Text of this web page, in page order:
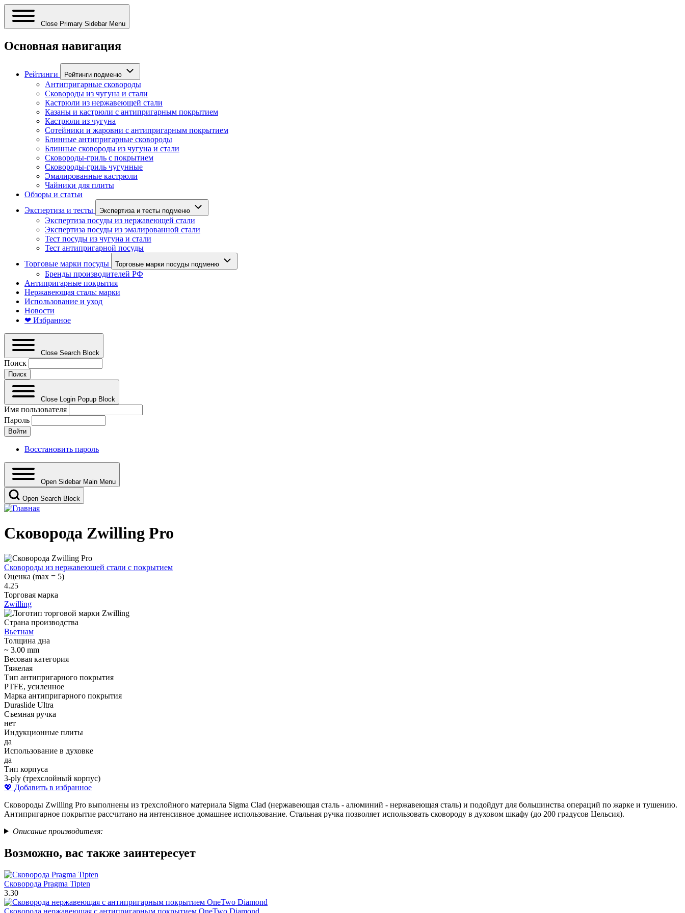
Close Primary Sidebar Menu
Основная навигация
Рейтинги Рейтинги подменю
Антипригарные сковороды
Сковороды из чугуна и стали
Кастрюли из нержавеющей стали
Казаны и кастрюли с антипригарным покрытием
Кастрюли из чугуна
Сотейники и жаровни с антипригарным покрытием
Блинные антипригарные сковороды
Блинные сковороды из чугуна и стали
Сковороды-гриль с покрытием
Сковороды-гриль чугунные
Эмалированные кастрюли
Чайники для плиты
Обзоры и статьи
Экспертиза и тесты
Экспертиза и тесты подменю
Экспертиза посуды из нержавеющей стали
Экспертиза посуды из эмалированной стали
Тест посуды из чугуна и стали
Тест антипригарной посуды
Торговые марки посуды
Торговые марки посуды подменю
Бренды производителей РФ
Антипригарные покрытия
Нержавеющая сталь: марки
Использование и уход
Новости
❤ Избранное
Close Search Block
Поиск
Close Login Popup Block
Имя пользователя
Пароль
Восстановить пароль
Open Sidebar Main Menu
Open Search Block
Сковорода Zwilling Pro
Сковороды из нержавеющей стали с покрытием
Оценка (max = 5)
4.25
Торговая марка
Zwilling
Страна производства
Вьетнам
Толщина дна
~ 3.00 mm
Весовая категория
Тяжелая
Тип антипригарного покрытия
PTFE, усиленное
Марка антипригарного покрытия
Duraslide Ultra
Съемная ручка
нет
Индукционные плиты
да
Использование в духовке
да
Тип корпуса
3-ply (трехслойный корпус)
💖 Добавить в избранное
Сковороды Zwilling Pro выполнены из трехслойного материала Sigma Clad (нержавеющая сталь - алюминий - нержавеющая сталь) и подойдут для большинства операций по жарке и тушению.
Антипригарное покрытие рассчитано на интенсивное домашнее использование. Стальная ручка позволяет использовать сковороду в духовом шкафу (до 200 градусов Цельсия).
Описание производителя:
Возможно, вас также заинтересует
Сковорода Pragma Tipten
3.30
Сковорода нержавеющая c антипригарным покрытием OneTwo Diamond